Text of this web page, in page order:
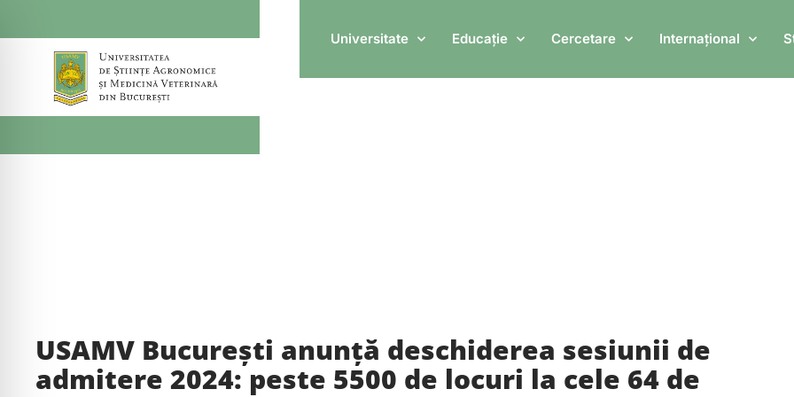
ADMITERE MASTER 1 – 17 Iulie 2026
Universitate Educație Cercetare Internațional
USAMV București anunță deschiderea sesiunii de
admitere 2024: peste 5500 de locuri la cele 64 de